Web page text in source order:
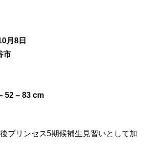
月8日
市
52 – 83 cm
プリンセス5期候補生見習いとして加